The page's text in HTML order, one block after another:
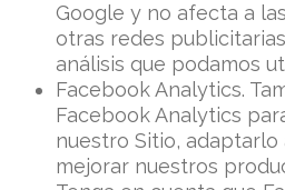
Google y no afecta a
otras redes
análisis que podamos
Facebook Analytics.
Facebook Analytics
nuestro Sitio, adaptarlo
mejorar nuestros